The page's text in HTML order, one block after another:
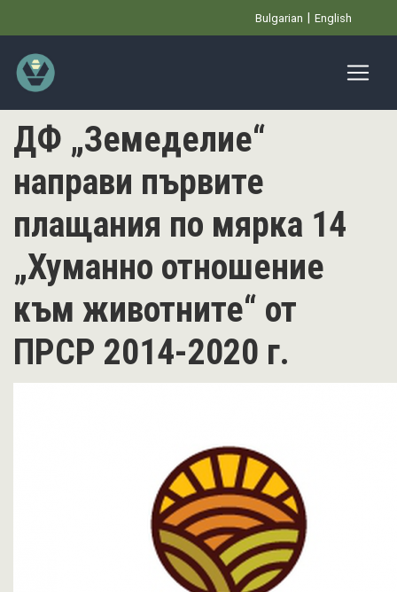
към
Bulgarian English
ДФ „Земеделие“
направи първите
плащания по мярка 14
„Хуманно отношение
към животните“ от
ПРСР 2014-2020 г.